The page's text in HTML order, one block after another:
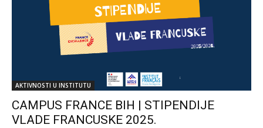
AKTIVNOSTI U INSTITUTU
CAMPUS FRANCE BIH | STIPENDIJE
VLADE FRANCUSKE 2025.